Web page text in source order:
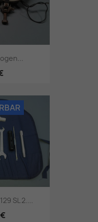
SL 2....